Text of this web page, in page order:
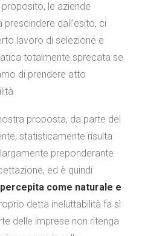
le aziende
dall’esito, ci
lavoro di selezione e
totalmente sprecata se
di prendere atto
proposta, da parte del
statisticamente risulta
largamente preponderante
ed è quindi
percepita come naturale e
detta ineluttabilità fa sì
delle imprese non ritenga